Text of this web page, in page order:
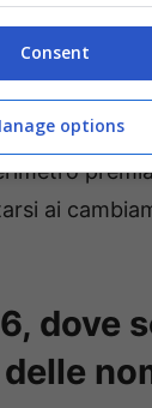
segno
ai
dove
delle
Consent
options